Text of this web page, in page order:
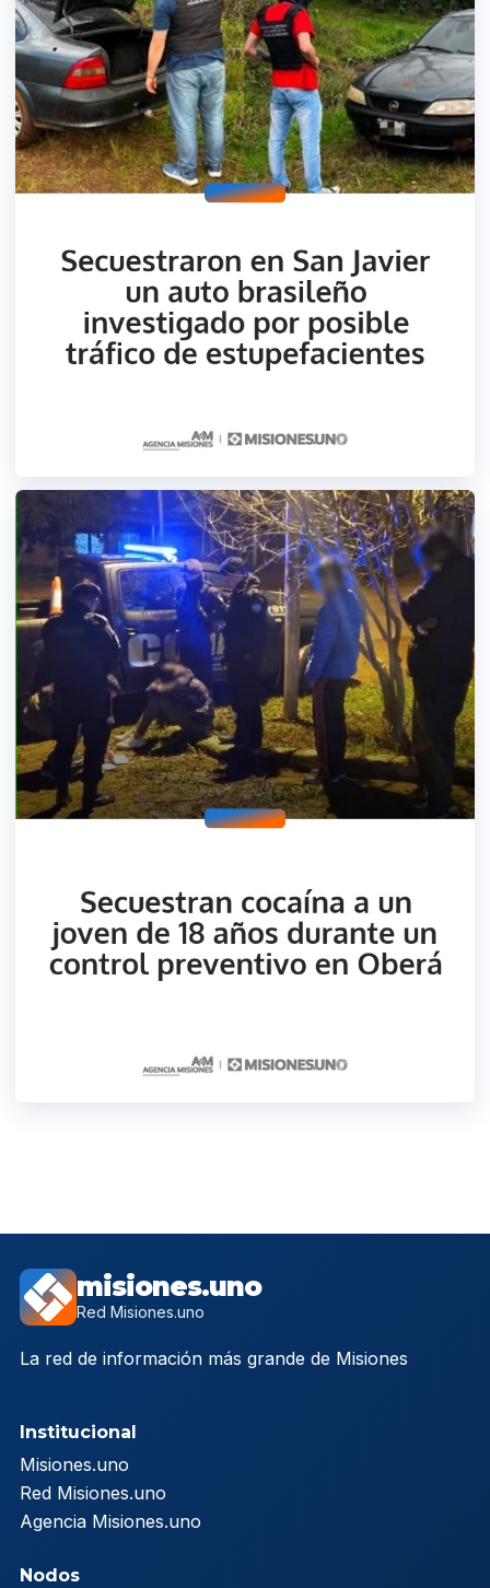
misiones.uno
Red Misiones.uno
La red de información más grande de Misiones
Institucional
Misiones.uno
Red Misiones.uno
Agencia Misiones.uno
Nodos